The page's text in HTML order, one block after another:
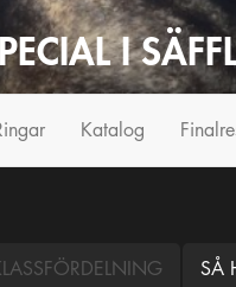
I
Katalog
SÅ